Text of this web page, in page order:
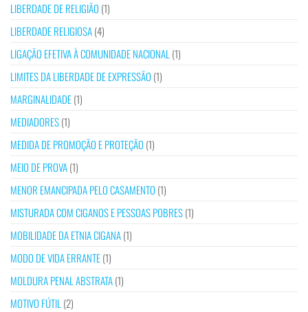
LIBERDADE DE RELIGIÃO (1)
LIBERDADE RELIGIOSA(4)
LIGAÇÃO EFETIVA À COMUNIDADE NACIONAL (1)
LIMITES DA LIBERDADE DE EXPRESSÃO (1)
MARGINALIDADE(1)
MEDIADORES(1)
MEDIDA DE PROMOÇÃO E PROTEÇÃO (1)
MEIO DE PROVA(1)
MENOR EMANCIPADA PELO CASAMENTO (1)
MISTURADA COM CIGANOS E PESSOAS POBRES(1)
MOBILIDADE DA ETNIA CIGANA(1)
MODO DE VIDA ERRANTE(1)
MOLDURA PENAL ABSTRATA(1)
MOTIVO FÚTIL (2)